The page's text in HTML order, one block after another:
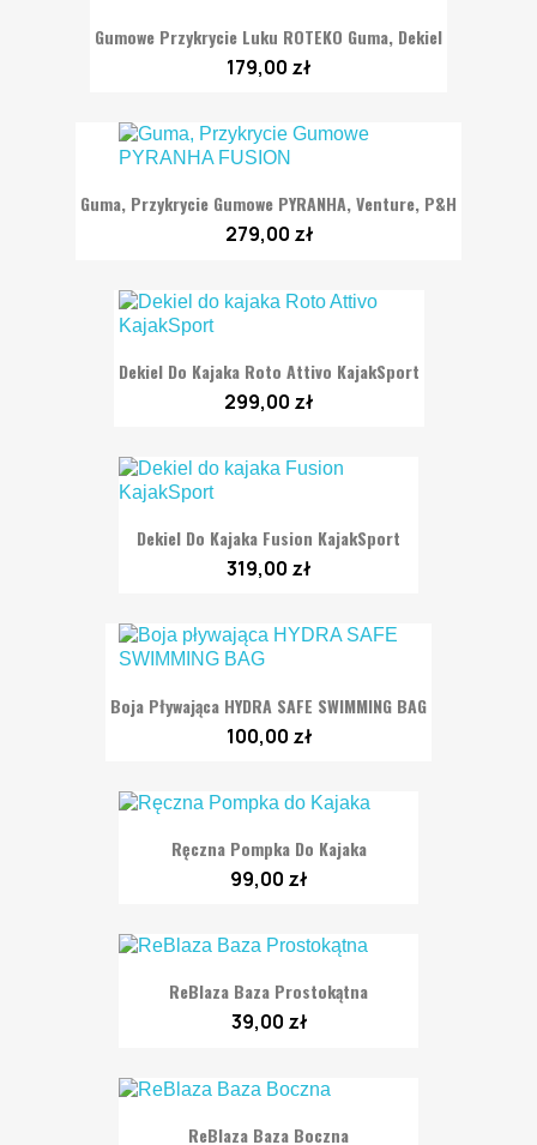
Gumowe Przykrycie Luku ROTEKO Guma, Dekiel
179,00 zł
Guma, Przykrycie Gumowe PYRANHA, Venture, P&H
279,00 zł
Dekiel Do Kajaka Roto Attivo KajakSport
299,00 zł
Dekiel Do Kajaka Fusion KajakSport
319,00 zł
Boja Pływająca HYDRA SAFE SWIMMING BAG
100,00 zł
Ręczna Pompka Do Kajaka
99,00 zł
ReBlaza Baza Prostokątna
39,00 zł
ReBlaza Baza Boczna